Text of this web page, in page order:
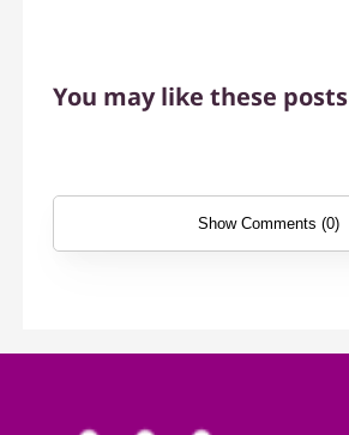
You may like these posts
Show Comments (0)